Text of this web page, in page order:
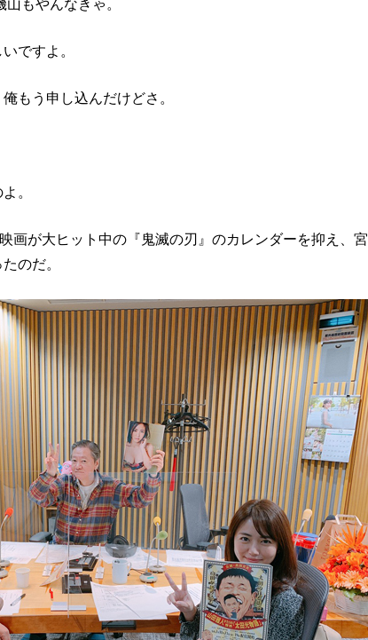
もやんなきゃ。
ですよ。
もう申し込んだけどさ。
。
画が大ヒット中の『鬼滅の刃』のカレンダーを抑え、宮
のだ。